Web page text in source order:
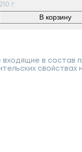
210 г
В корзину
в состав
свойствах